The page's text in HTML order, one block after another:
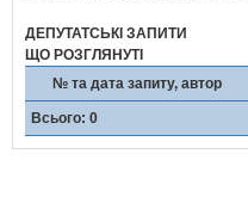
ДЕПУТАТСЬКІ ЗАПИТИ
ЩО РОЗГЛЯНУТІ
№ та дата запиту, автор
Всього: 0